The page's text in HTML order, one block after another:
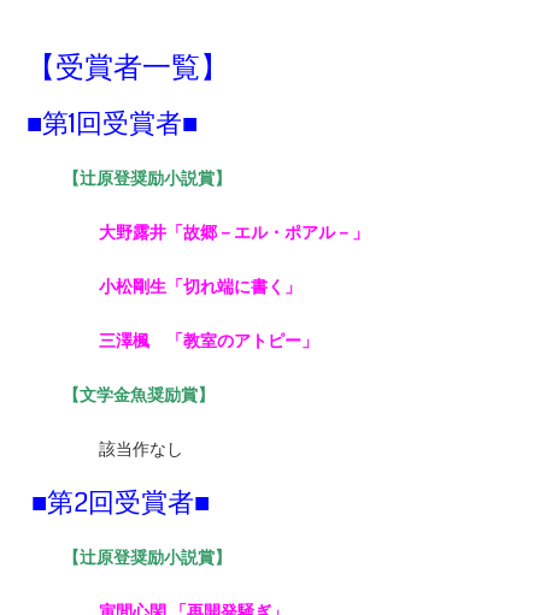
【受賞者一覧】
■第1回受賞者■
【辻原登奨励小説賞】
大野露井「故郷－エル・ポアル－」
小松剛生「切れ端に書く」
三澤楓 「教室のアトピー」
【文学金魚奨励賞】
該当作なし
■第2回受賞者■
【辻原登奨励小説賞】